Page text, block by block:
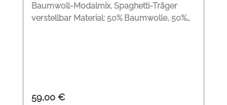
Baumwoll-Modalmix. Spaghetti-Träger
verstellbar Material: 50% Baumwolle, 50%
Regulärer Preis:
59,00 €